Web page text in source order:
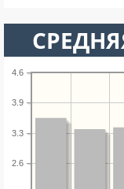
2.6
3.3
3.9
4.6